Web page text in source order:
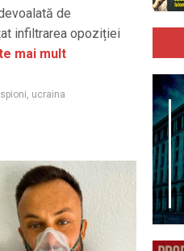
de
infiltrarea opoziției
mai mult
spioni ucraina